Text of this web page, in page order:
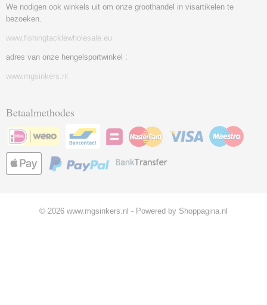
We nodigen ook winkels uit om onze groothandel in visartikelen te
bezoeken.
www.fishingtacklewholesale.eu
adres van onze hengelsportwinkel :
www.mgsinkers.nl
Betaalmethodes
© 2026 www.mgsinkers.nl - Powered by Shoppagina.nl